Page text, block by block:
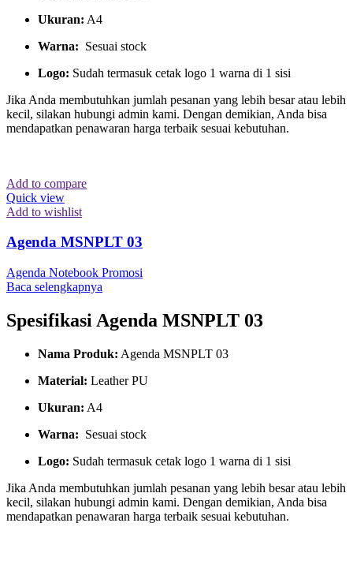
Ukuran: A4
Warna: Sesuai stock
Logo: Sudah termasuk cetak logo 1 warna di 1 sisi
Jika Anda membutuhkan jumlah pesanan yang lebih besar atau lebih
kecil, silakan hubungi admin kami. Dengan demikian, Anda bisa
mendapatkan penawaran harga terbaik sesuai kebutuhan.
Add to compare
Quick view
Add to wishlist
Agenda MSNPLT 03
Agenda Notebook Promosi
Baca selengkapnya
Spesifikasi Agenda MSNPLT 03
Nama Produk: Agenda MSNPLT 03
Material: Leather PU
Ukuran: A4
Warna: Sesuai stock
Logo: Sudah termasuk cetak logo 1 warna di 1 sisi
Jika Anda membutuhkan jumlah pesanan yang lebih besar atau lebih
kecil, silakan hubungi admin kami. Dengan demikian, Anda bisa
mendapatkan penawaran harga terbaik sesuai kebutuhan.